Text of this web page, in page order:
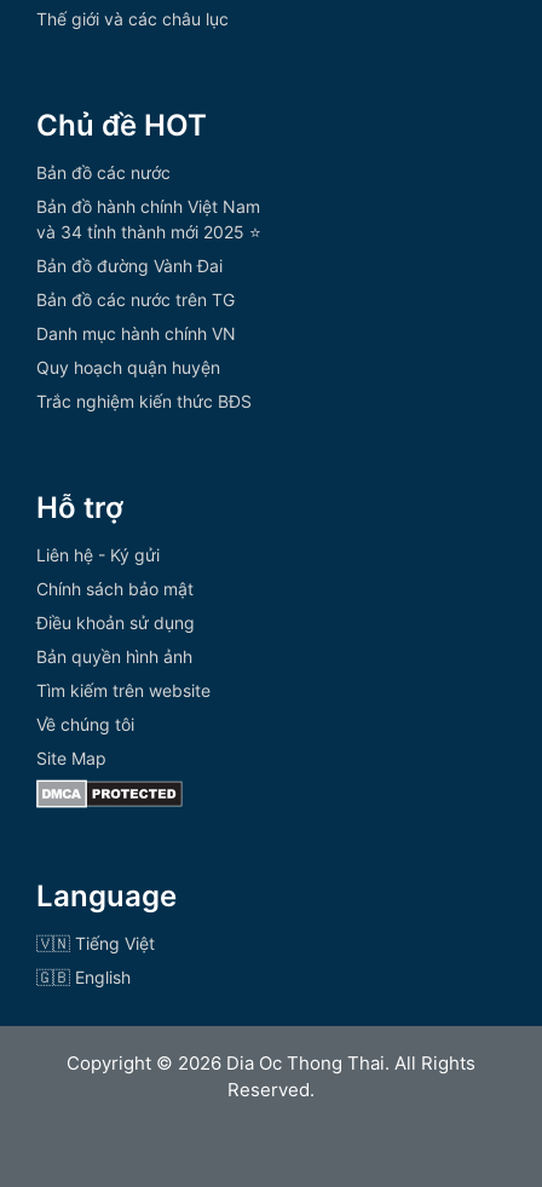
Thế giới và các châu lục
Chủ đề HOT
Bản đồ các nước
Bản đồ hành chính Việt Nam
và 34 tỉnh thành mới 2025 ⭐
Bản đồ đường Vành Đai
Bản đồ các nước trên TG
Danh mục hành chính VN
Quy hoạch quận huyện
Trắc nghiệm kiến thức BĐS
Hỗ trợ
Liên hệ - Ký gửi
Chính sách bảo mật
Điều khoản sử dụng
Bản quyền hình ảnh
Tìm kiếm trên website
Về chúng tôi
Site Map
Language
🇻🇳 Tiếng Việt
🇬🇧 English
Copyright © 2026 Dia Oc Thong Thai. All Rights
Reserved.